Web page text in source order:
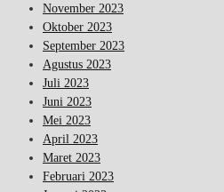
November 2023
Oktober 2023
September 2023
Agustus 2023
Juli 2023
Juni 2023
Mei 2023
April 2023
Maret 2023
Februari 2023